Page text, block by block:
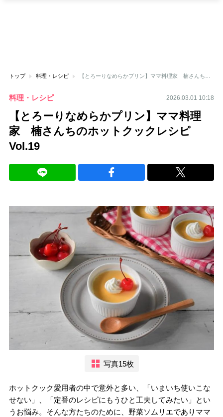
トップ 料理・レシピ
料理・レシピ 2026.03.01 10:18
【とろーりなめらかプリン】ママ料理
家 楠さんちのホットクックレシピ
Vol.19
写真15枚
ホットクック愛用者の中で意外と多い、「いまいち使いこな
せない」、「定番のレシピにもうひと工夫してみたい」とい
うお悩み。そんな方たちのために、野菜ソムリエでありママ